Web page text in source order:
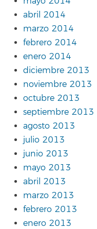
abril 2014
marzo 2014
febrero 2014
enero 2014
diciembre 2013
noviembre 2013
octubre 2013
septiembre 2013
agosto 2013
julio 2013
junio 2013
mayo 2013
abril 2013
marzo 2013
febrero 2013
enero 2013